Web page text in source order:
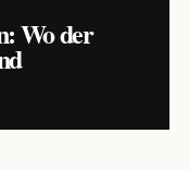
Wo der